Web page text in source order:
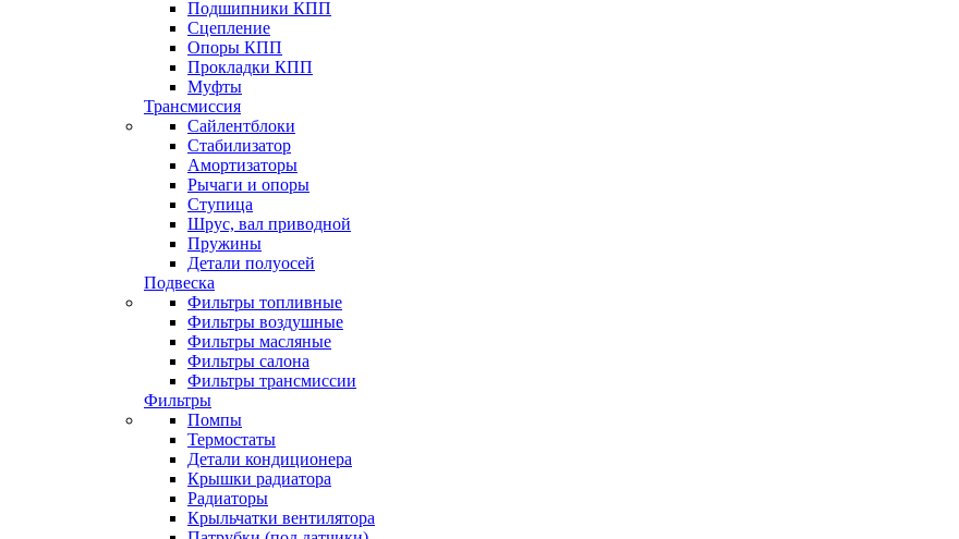
Подшипники КПП
Сцепление
Опоры КПП
Прокладки КПП
Муфты
Трансмиссия
Сайлентблоки
Стабилизатор
Амортизаторы
Рычаги и опоры
Ступица
Шрус, вал приводной
Пружины
Детали полуосей
Подвеска
Фильтры топливные
Фильтры воздушные
Фильтры масляные
Фильтры салона
Фильтры трансмиссии
Фильтры
Помпы
Термостаты
Детали кондиционера
Крышки радиатора
Радиаторы
Крыльчатки вентилятора